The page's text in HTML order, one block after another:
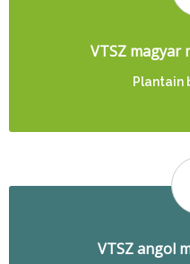
VTSZ magyar
Plantain
VTSZ angol